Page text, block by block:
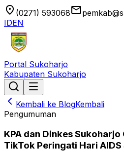
location_on (0271) 593068email
IDEN
Portal Sukoharjo
Kabupaten Sukoharjo
Kembali ke BlogKembali
Pengumuman
KPA dan Dinkes
TikTok Peringati Hari